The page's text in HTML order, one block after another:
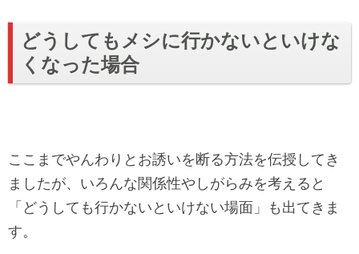
どうしてもメシに行かないといけな
くなった場合
ここまでやんわりとお誘いを断る方法を伝授してき
ましたが、いろんな関係性やしがらみを考えると
「どうしても行かないといけない場面」も出てきま
す。